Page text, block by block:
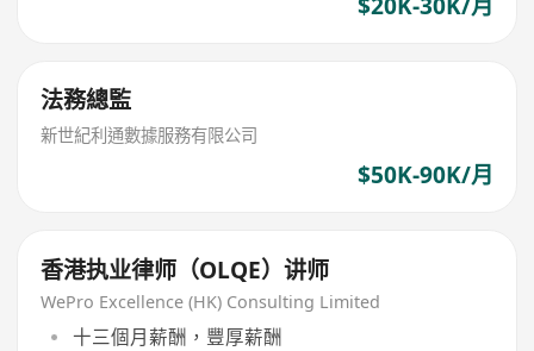
法務總監
新世紀利通數據服務有限公司
$50K-90K/月
香港执业律师（OLQE）讲师
WePro Excellence (HK) Consulting Limited
十三個月薪酬，豐厚薪酬